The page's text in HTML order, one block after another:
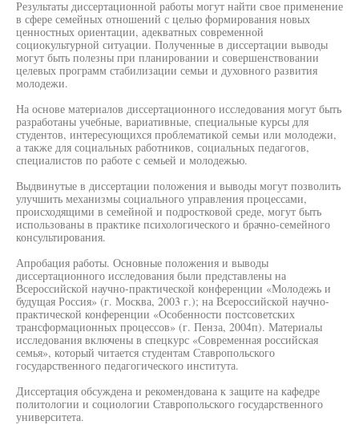
Результаты диссертационной работы могут найти свое применение
в сфере семейных отношений с целью формирования новых
ценностных ориентации, адекватных современной
социокультурной ситуации. Полученные в диссертации выводы
могут быть полезны при планировании и совершенствовании
целевых программ стабилизации семьи и духовного развития
молодежи.
На основе материалов диссертационного исследования могут быть
разработаны учебные, вариативные, специальные курсы для
студентов, интересующихся проблематикой семьи или молодежи,
а также для социальных работников, социальных педагогов,
специалистов по работе с семьей и молодежью.
Выдвинутые в диссертации положения и выводы могут позволить
улучшить механизмы социального управления процессами,
происходящими в семейной и подростковой среде, могут быть
использованы в практике психологического и брачно-семейного
консультирования.
Апробация работы. Основные положения и выводы
диссертационного исследования были представлены на
Всероссийской научно-практической конференции «Молодежь и
будущая Россия» (г. Москва, 2003 г.); на Всероссийской научно-
практической конференции «Особенности постсоветских
трансформационных процессов» (г. Пенза, 2004п). Материалы
исследования включены в спецкурс «Современная российская
семья», который читается студентам Ставропольского
государственного педагогического института.
Диссертация обсуждена и рекомендована к защите на кафедре
политологии и социологии Ставропольского государственного
университета.